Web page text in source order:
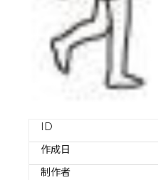
ID
作成日
制作者